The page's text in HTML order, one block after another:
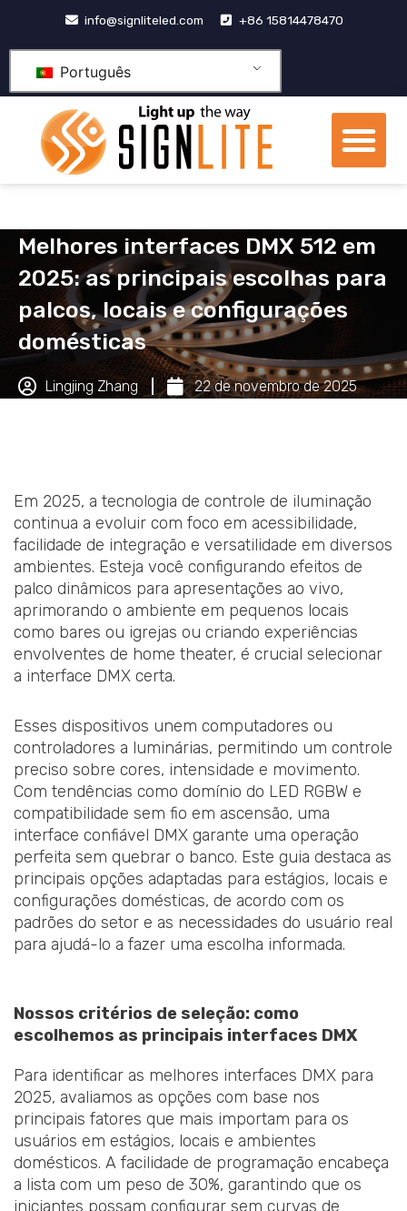
conteúdo
info@signliteled.com +86 15814478470
Português
Melhores interfaces DMX 512 em
2025: as principais escolhas para
palcos, locais e configurações
domésticas
Lingjing Zhang 22 de novembro de 2025
Em 2025, a tecnologia de controle de iluminação
continua a evoluir com foco em acessibilidade,
facilidade de integração e versatilidade em diversos
ambientes. Esteja você configurando efeitos de
palco dinâmicos para apresentações ao vivo,
aprimorando o ambiente em pequenos locais
como bares ou igrejas ou criando experiências
envolventes de home theater, é crucial selecionar
a interface DMX certa.
Esses dispositivos unem computadores ou
controladores a luminárias, permitindo um controle
preciso sobre cores, intensidade e movimento.
Com tendências como domínio do LED RGBW e
compatibilidade sem fio em ascensão, uma
interface confiável DMX garante uma operação
perfeita sem quebrar o banco. Este guia destaca as
principais opções adaptadas para estágios, locais e
configurações domésticas, de acordo com os
padrões do setor e as necessidades do usuário real
para ajudá-lo a fazer uma escolha informada.
Nossos critérios de seleção: como
escolhemos as principais interfaces DMX
Para identificar as melhores interfaces DMX para
2025, avaliamos as opções com base nos
principais fatores que mais importam para os
usuários em estágios, locais e ambientes
domésticos. A facilidade de programação encabeça
a lista com um peso de 30%, garantindo que os
iniciantes possam configurar sem curvas de